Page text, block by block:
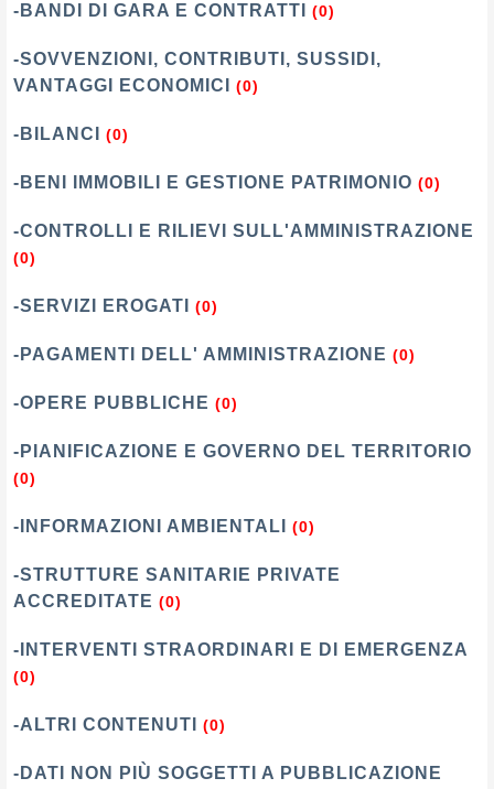
-BANDI DI GARA E CONTRATTI (0)
-SOVVENZIONI, CONTRIBUTI, SUSSIDI,
VANTAGGI ECONOMICI
(0)
-BILANCI (0)
-BENI IMMOBILI E GESTIONE PATRIMONIO (0)
-CONTROLLI E RILIEVI SULL'AMMINISTRAZIONE
(0)
-SERVIZI EROGATI (0)
-PAGAMENTI DELL' AMMINISTRAZIONE (0)
-OPERE PUBBLICHE (0)
-PIANIFICAZIONE E GOVERNO DEL TERRITORIO
(0)
-INFORMAZIONI AMBIENTALI (0)
-STRUTTURE SANITARIE PRIVATE
ACCREDITATE (0)
-INTERVENTI STRAORDINARI E DI EMERGENZA
(0)
-ALTRI CONTENUTI (0)
-DATI NON PIÙ SOGGETTI A PUBBLICAZIONE